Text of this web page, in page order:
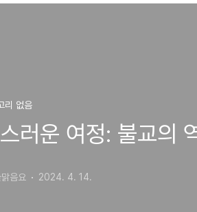
리 없음
러운 여정: 불교의
음요 2024. 4. 14.